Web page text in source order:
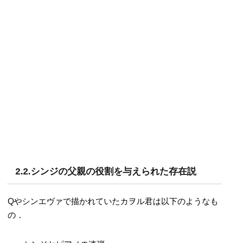
2.2.シンジの父親の役割を与えられた存在説
Qやシンエヴァで描かれていたカヲル君は以下のようなも
の．